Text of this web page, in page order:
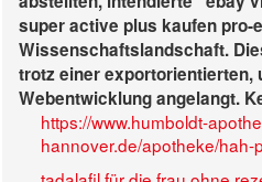
super active plus kaufen pro-
Wissenschaftslandschaft.
trotz einer exportorientierten,
Webentwicklung angelangt.
https://www.humboldt-
hannover.de/apotheke/hah-